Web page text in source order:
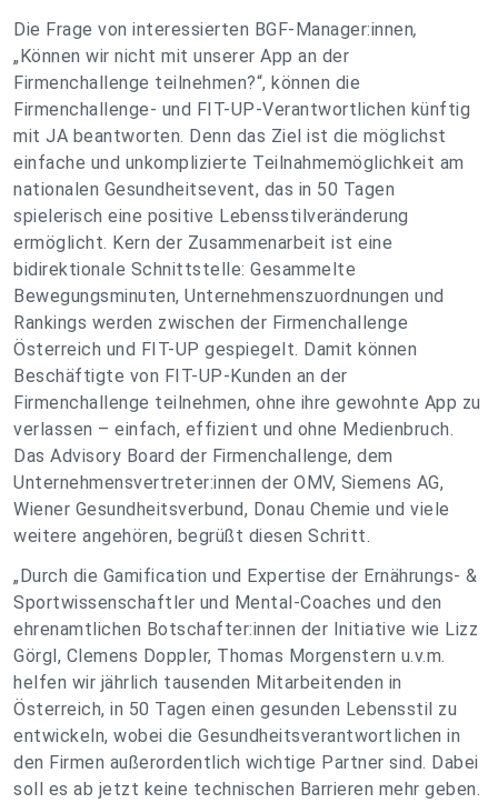
Die Frage von interessierten BGF-Manager:innen,
„Können wir nicht mit unserer App an der
Firmenchallenge teilnehmen?“, können die
Firmenchallenge- und FIT-UP-Verantwortlichen künftig
mit JA beantworten. Denn das Ziel ist die möglichst
einfache und unkomplizierte Teilnahmemöglichkeit am
nationalen Gesundheitsevent, das in 50 Tagen
spielerisch eine positive Lebensstilveränderung
ermöglicht. Kern der Zusammenarbeit ist eine
bidirektionale Schnittstelle: Gesammelte
Bewegungsminuten, Unternehmenszuordnungen und
Rankings werden zwischen der Firmenchallenge
Österreich und FIT-UP gespiegelt. Damit können
Beschäftigte von FIT-UP-Kunden an der
Firmenchallenge teilnehmen, ohne ihre gewohnte App zu
verlassen – einfach, effizient und ohne Medienbruch.
Das Advisory Board der Firmenchallenge, dem
Unternehmensvertreter:innen der OMV, Siemens AG,
Wiener Gesundheitsverbund, Donau Chemie und viele
weitere angehören, begrüßt diesen Schritt.
„Durch die Gamification und Expertise der Ernährungs- &
Sportwissenschaftler und Mental-Coaches und den
ehrenamtlichen Botschafter:innen der Initiative wie Lizz
Görgl, Clemens Doppler, Thomas Morgenstern u.v.m.
helfen wir jährlich tausenden Mitarbeitenden in
Österreich, in 50 Tagen einen gesunden Lebensstil zu
entwickeln, wobei die Gesundheitsverantwortlichen in
den Firmen außerordentlich wichtige Partner sind. Dabei
soll es ab jetzt keine technischen Barrieren mehr geben.